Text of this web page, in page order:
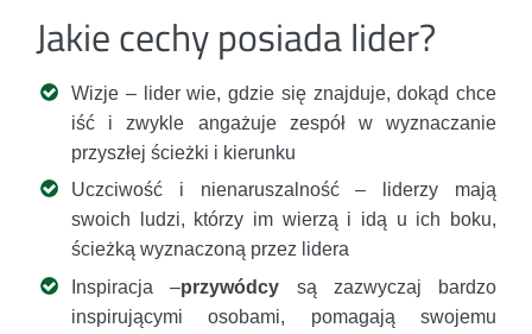
Jakie cechy posiada lider?
Wizje – lider wie, gdzie się znajduje, dokąd chce
iść i zwykle angażuje zespół w wyznaczanie
przyszłej ścieżki i kierunku
Uczciwość i nienaruszalność – liderzy mają
swoich ludzi, którzy im wierzą i idą u ich boku,
ścieżką wyznaczoną przez lidera
Inspiracja –przywódcy są zazwyczaj bardzo
inspirującymi osobami, pomagają swojemu